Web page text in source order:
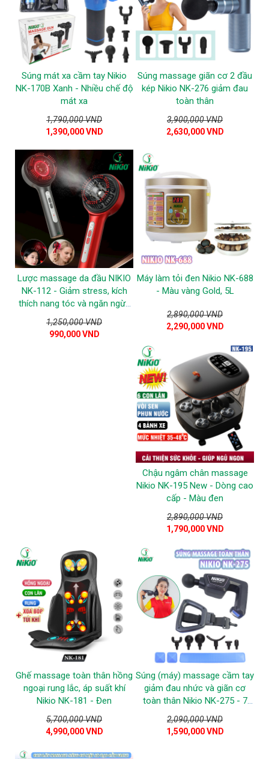
Súng mát xa cầm tay Nikio
NK-170B Xanh - Nhiều chế độ
mát xa
1,790,000 VND
1,390,000 VND
Súng massage giãn cơ 2 đầu
kép Nikio NK-276 giảm đau
toàn thân
3,900,000 VND
2,630,000 VND
Lược massage da đầu NIKIO
NK-112 - Giảm stress, kích
thích nang tóc và ngăn ngừa
tóc gãy rụng
1,250,000 VND
990,000 VND
Máy làm tỏi đen Nikio NK-688
- Màu vàng Gold, 5L
2,890,000 VND
2,290,000 VND
Chậu ngâm chân massage
Nikio NK-195 New - Dòng cao
cấp - Màu đen
2,890,000 VND
1,790,000 VND
Ghế massage toàn thân hồng
ngoại rung lắc, áp suất khí
Nikio NK-181 - Đen
5,700,000 VND
4,990,000 VND
Súng (máy) massage cầm tay
giảm đau nhức và giãn cơ
toàn thân Nikio NK-275 - 7
đầu, 6 tốc độ mát xa
2,090,000 VND
1,590,000 VND